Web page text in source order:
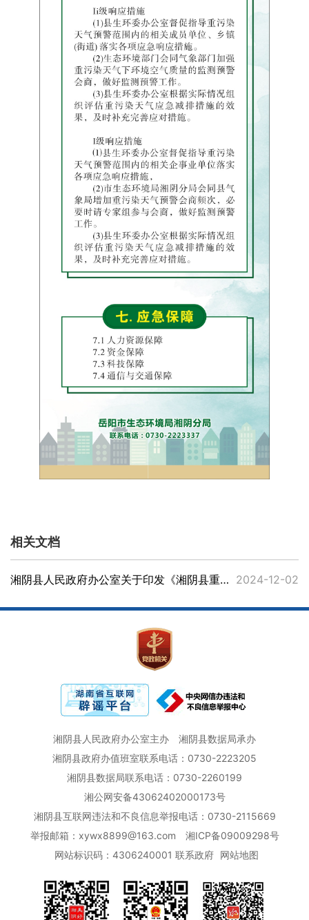
相关文档
湘阴县人民政府办公室关于印发《湘阴县重污染天气应急预案 （2024修订版）》的通知 2024-12-02
湘阴县人民政府办公室主办
湘阴县数据局承办
湘阴县政府办值班室联系电话：0730-2223205
湘阴县数据局联系电话：0730-2260199
湘公网安备43062402000173号
湘阴县互联网违法和不良信息举报电话：0730-2115669
举报邮箱：xywx8899@163.com
湘ICP备09009298号
网站标识码：4306240001 联系政府 网站地图